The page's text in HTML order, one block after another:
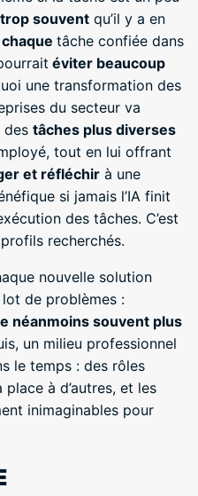
souvent qu’il y a en
chaque tâche confiée dans
éviter beaucoup
une transformation des
du secteur va
des tâches plus diverses
tout en lui offrant
et réfléchir à une
si jamais l’IA finit
des tâches. C’est
recherchés.
nouvelle solution
de problèmes :
néanmoins souvent plus
un milieu professionnel
le temps : des rôles
à d’autres, et les
inimaginables pour